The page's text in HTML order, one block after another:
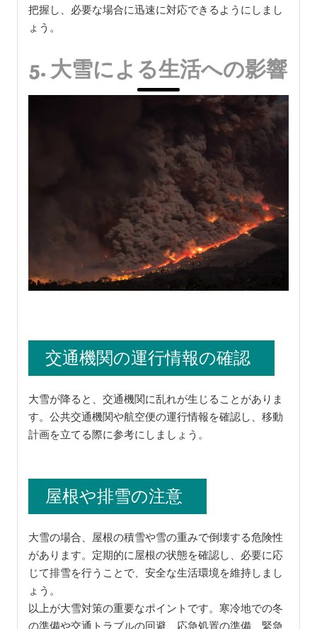
把握し、必要な場合に迅速に対応できるようにしまし
ょう。
5. 大雪による生活への影響
交通機関の運行情報の確認
大雪が降ると、交通機関に乱れが生じることがありま
す。公共交通機関や航空便の運行情報を確認し、移動
計画を立てる際に参考にしましょう。
屋根や排雪の注意
大雪の場合、屋根の積雪や雪の重みで倒壊する危険性
があります。定期的に屋根の状態を確認し、必要に応
じて排雪を行うことで、安全な生活環境を維持しまし
ょう。
以上が大雪対策の重要なポイントです。寒冷地での冬
の準備や交通トラブルの回避、応急処置の準備、緊急